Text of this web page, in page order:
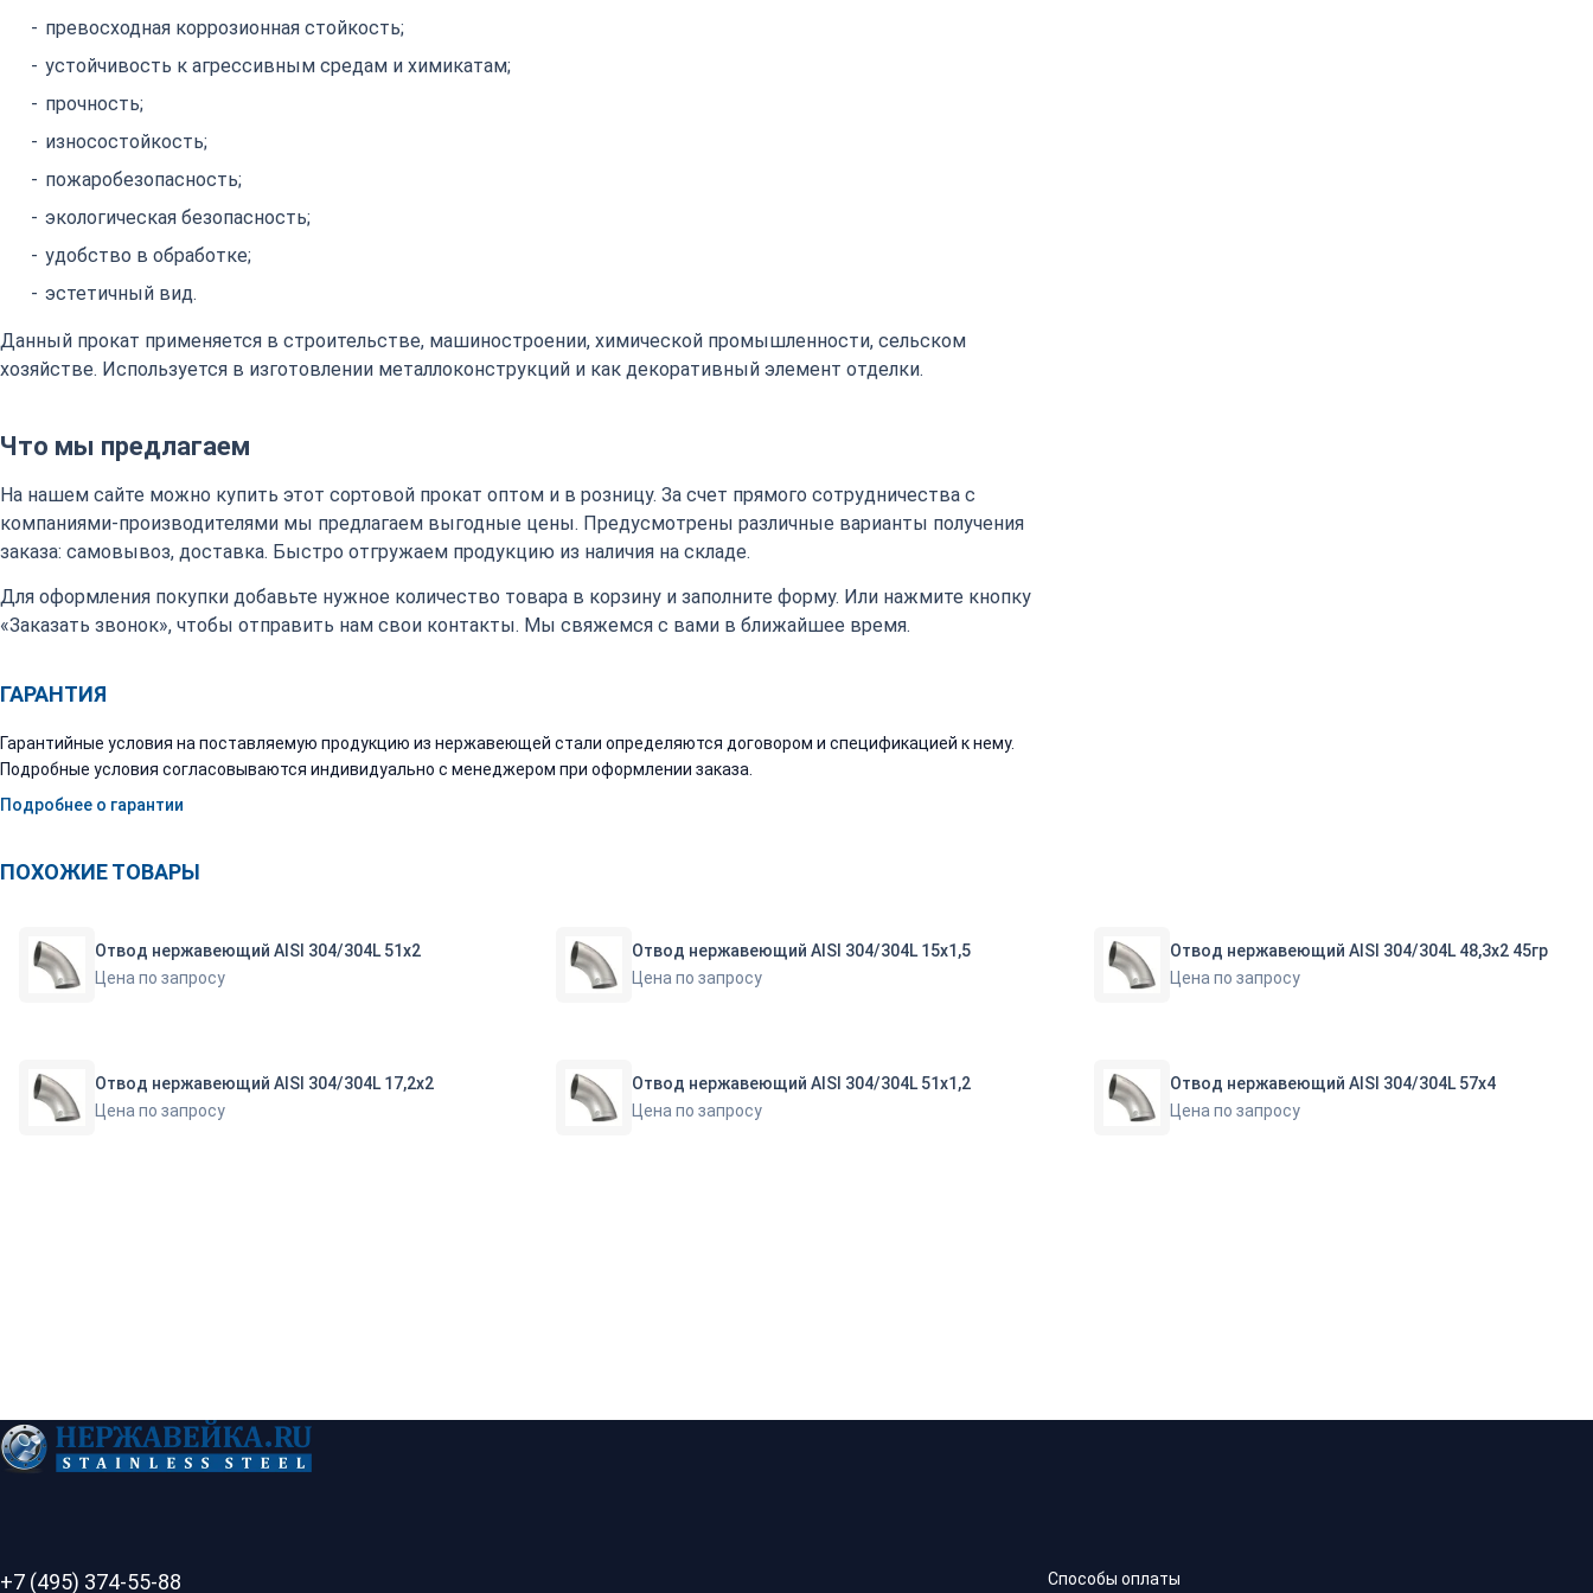
превосходная коррозионная стойкость;
устойчивость к агрессивным средам и химикатам;
прочность;
износостойкость;
пожаробезопасность;
экологическая безопасность;
удобство в обработке;
эстетичный вид.
Данный прокат применяется в строительстве, машиностроении, химической промышленности, сельском
хозяйстве. Используется в изготовлении металлоконструкций и как декоративный элемент отделки.
Что мы предлагаем
На нашем сайте можно купить этот сортовой прокат оптом и в розницу. За счет прямого сотрудничества с
компаниями-производителями мы предлагаем выгодные цены. Предусмотрены различные варианты получения
заказа: самовывоз, доставка. Быстро отгружаем продукцию из наличия на складе.
Для оформления покупки добавьте нужное количество товара в корзину и заполните форму. Или нажмите кнопку
«Заказать звонок», чтобы отправить нам свои контакты. Мы свяжемся с вами в ближайшее время.
ГАРАНТИЯ
Гарантийные условия на поставляемую продукцию из нержавеющей стали определяются договором и спецификацией к нему.
Подробные условия согласовываются индивидуально с менеджером при оформлении заказа.
Подробнее о гарантии
ПОХОЖИЕ ТОВАРЫ
Отвод нержавеющий AISI 304/304L 51х2
Цена по запросу
Отвод нержавеющий AISI 304/304L 15х1,5
Цена по запросу
Отвод нержавеющий AISI 304/304L 48,3х2 45гр
Цена по запросу
Отвод нержавеющий AISI 304/304L 17,2х2
Цена по запросу
Отвод нержавеющий AISI 304/304L 51х1,2
Цена по запросу
Отвод нержавеющий AISI 304/304L 57х4
Цена по запросу
+7 (495) 374-55-88 Способы оплаты